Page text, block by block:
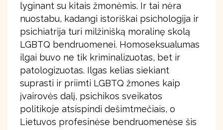
lyginant su kitais žmonėmis. Ir tai nėra
nuostabu, kadangi istoriškai psichologija ir
psichiatrija turi milžinišką moralinę skolą
LGBTQ bendruomenei. Homoseksualumas
ilgai buvo ne tik kriminalizuotas, bet ir
patologizuotas. Ilgas kelias siekiant
suprasti ir priimti LGBTQ žmones kaip
įvairovės dalį, psichikos sveikatos
politikoje atsispindi dešimtmečiais, o
Lietuvos profesinėse bendruomenėse šis